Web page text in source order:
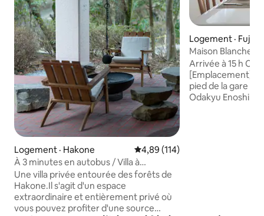
Logement · Hakone Note moyenne de 4,89 sur 5,
4,89 (114)
À 3 minutes en autobus / Villa à
Hakone / BBQ / Feu de camp / Source
thermale naturelle / Sauna / Bain
d'eau / Cinéma maison / BBQ et feu de
camp possibles en cas de pluie
Une villa privée entourée des forêts de
Hakone.Il s'agit d'un espace
extraordinaire et entièrement privé où
vous pouvez profiter d'une source
Logement ·
Maison Blanche /
Chogo/Shinjuku/
Arrivée à 15 h
[Emplacement] Il
pied de la gare de
Odakyu